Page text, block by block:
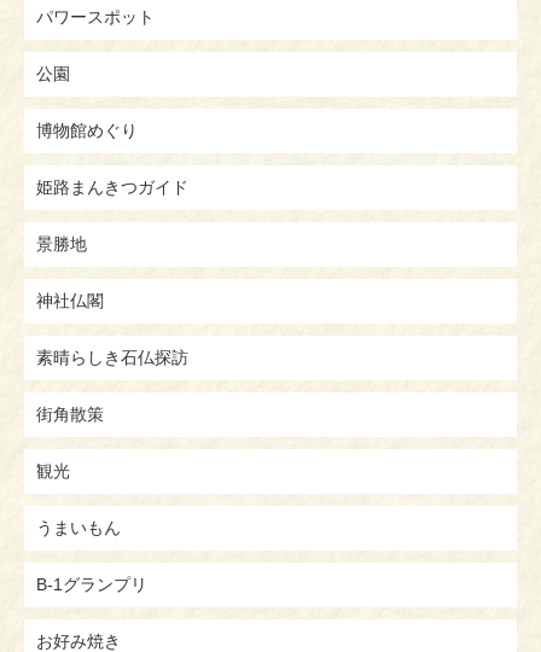
パワースポット
公園
博物館めぐり
姫路まんきつガイド
景勝地
神社仏閣
素晴らしき石仏探訪
街角散策
観光
うまいもん
B-1グランプリ
お好み焼き